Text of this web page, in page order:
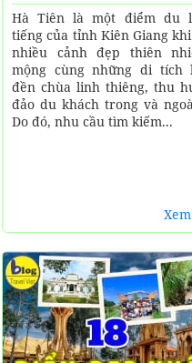
Hà Tiên là một điểm du
tiếng của tỉnh Kiên Giang
nhiều cảnh đẹp thiên
mộng cùng những di tích
đền chùa linh thiêng, thu
đảo du khách trong và
Do đó, nhu cầu tìm kiếm...